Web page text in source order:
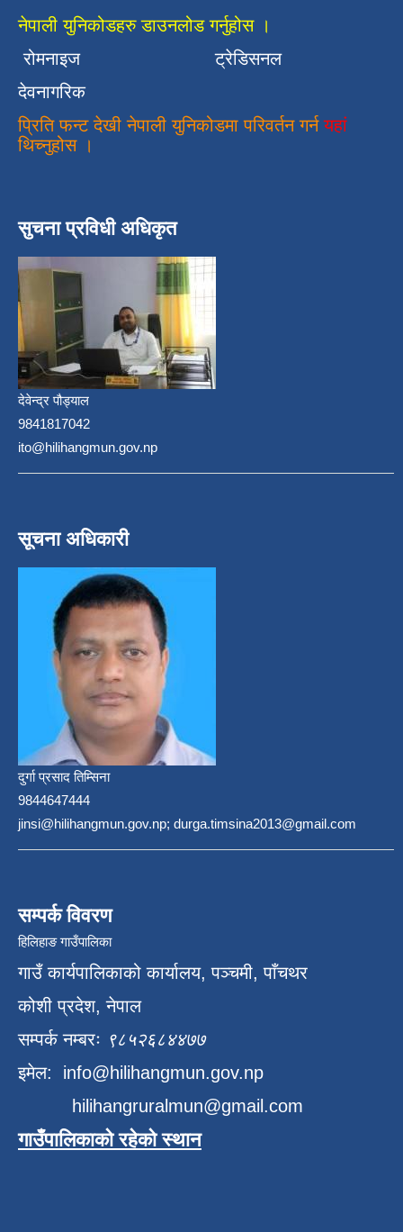
नेपाली युनिकोडहरु डाउनलोड गर्नुहोस ।
रोमनाइज
ट्रेडिसनल
देवनागरिक
प्रिति फन्ट देखी नेपाली युनिकोडमा परिवर्तन गर्न यहां
थिच्नुहोस ।
सुचना प्रविधी अधिकृत
देवेन्द्र पौड्याल
9841817042
ito@hilihangmun.gov.np
सूचना अधिकारी
दुर्गा प्रसाद तिम्सिना
9844647444
jinsi@hilihangmun.gov.np; durga.timsina2013@gmail.com
सम्पर्क विवरण
हिलिहाङ गाउँपालिका
गाउँ कार्यपालिकाको कार्यालय, पञ्चमी, पाँचथर
कोशी प्रदेश, नेपाल
सम्पर्क नम्बरः ९८५२६८४४७७
इमेल: info@hilihangmun.gov.np
hilihangruralmun@gmail.com
गाउँपालिकाको रहेको स्थान